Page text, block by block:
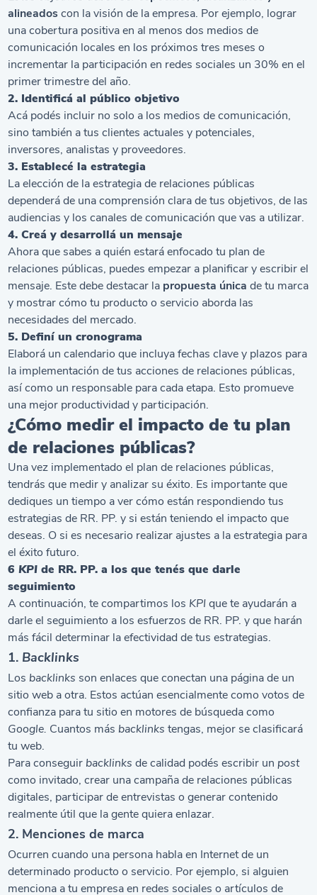
alineadoscon la visión de la empresa. Por ejemplo, lograr
una cobertura positiva en al menos dos medios de
comunicación locales en los próximos tres meses o
incrementar la participación en redes sociales un 30% en el
primer trimestre del año.
2. Identificá al público objetivo
Acá podés incluir no solo a los medios de comunicación,
sino también a tus clientes actuales y potenciales,
inversores, analistas y proveedores.
3. Establecé la estrategia
La elección de la estrategia de relaciones públicas
dependerá de una comprensión clara de tus objetivos, de las
audiencias y los canales de comunicación que vas a utilizar.
4. Creá y desarrollá un mensaje
Ahora que sabes a quién estará enfocado tu plan de
relaciones públicas, puedes empezar a planificar y escribir el
mensaje. Este debe destacar la propuesta única de tu marca
y mostrar cómo tu producto o servicio aborda las
necesidades del mercado.
5. Definí un cronograma
Elaborá un calendario que incluya fechas clave y plazos para
la implementación de tus acciones de relaciones públicas,
así como un responsable para cada etapa. Esto promueve
una mejor productividad y participación.
¿Cómo medir el impacto de tu plan
de relaciones públicas?
Una vez implementado el plan de relaciones públicas,
tendrás que medir y analizar su éxito. Es importante que
dediques un tiempo a ver cómo están respondiendo tus
estrategias de RR. PP. y si están teniendo el impacto que
deseas. O si es necesario realizar ajustes a la estrategia para
el éxito futuro.
6KPI de RR. PP. a los que tenés que darle
seguimiento
A continuación, te compartimos los KPIque te ayudarán a
darle el seguimiento a los esfuerzos de RR. PP. y que harán
más fácil determinar la efectividad de tus estrategias.
1. Backlinks
Los backlinks son enlaces que conectan una página de un
sitio web a otra. Estos actúan esencialmente como votos de
confianza para tu sitio en motores de búsqueda como
Google. Cuantos más backlinks tengas, mejor se clasificará
tu web.
Para conseguir backlinks de calidad podés escribir unpost
como invitado, crear una campaña de relaciones públicas
digitales, participar de entrevistas o generar contenido
realmente útil que la gente quiera enlazar.
2. Menciones de marca
Ocurren cuando una persona habla en Internet de un
determinado producto o servicio. Por ejemplo, si alguien
menciona a tu empresa en redes sociales o artículos de